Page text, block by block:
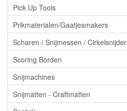
Pick Up Tools
Prikmaterialen/Gaatjesmakers
Scharen / Snijmessen / Cirkelsnijder
Scoring Borden
Snijmachines
Snijmatten - Craftmatten